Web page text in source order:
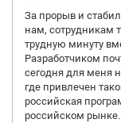
За прорыв и
нам, сотрудникам
трудную минуту
Разработчиком
сегодня для меня
где привлечен
российская
российском